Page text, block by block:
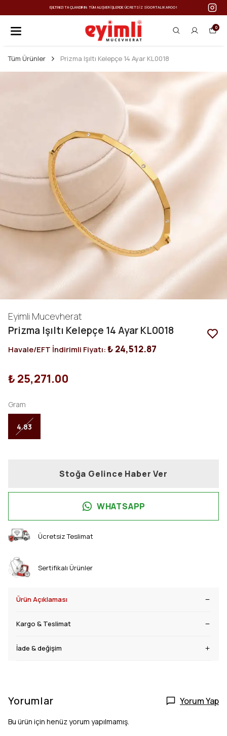
IŞILTINIZI TAÇLANDIRIN: TÜM ALIŞVERIŞLERDE ÜCRETSIZ SIGORTALI KARGO!
0
Tüm Ürünler Prizma Işıltı Kelepçe 14 Ayar KL0018
Eyimli Mucevherat
Prizma Işıltı Kelepçe 14 Ayar KL0018
Havale/EFT İndirimli Fiyatı:₺ 24,512.87
₺ 25,271.00
Gram
4.83
Stoğa Gelince Haber Ver
WHATSAPP
Ücretsiz Teslimat
Sertifikalı Ürünler
Ürün Açıklaması
Kargo & Teslimat
İade & değişim
Yorumlar Yorum Yap
Bu ürün için henüz yorum yapılmamış.